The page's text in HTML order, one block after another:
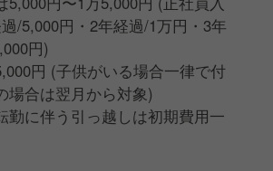
/5,000円・2年経過/1万円・3年
円)
円 (子供がいる場合一律で付
場合は翌月から対象)
勤に伴う引っ越しは初期費用一